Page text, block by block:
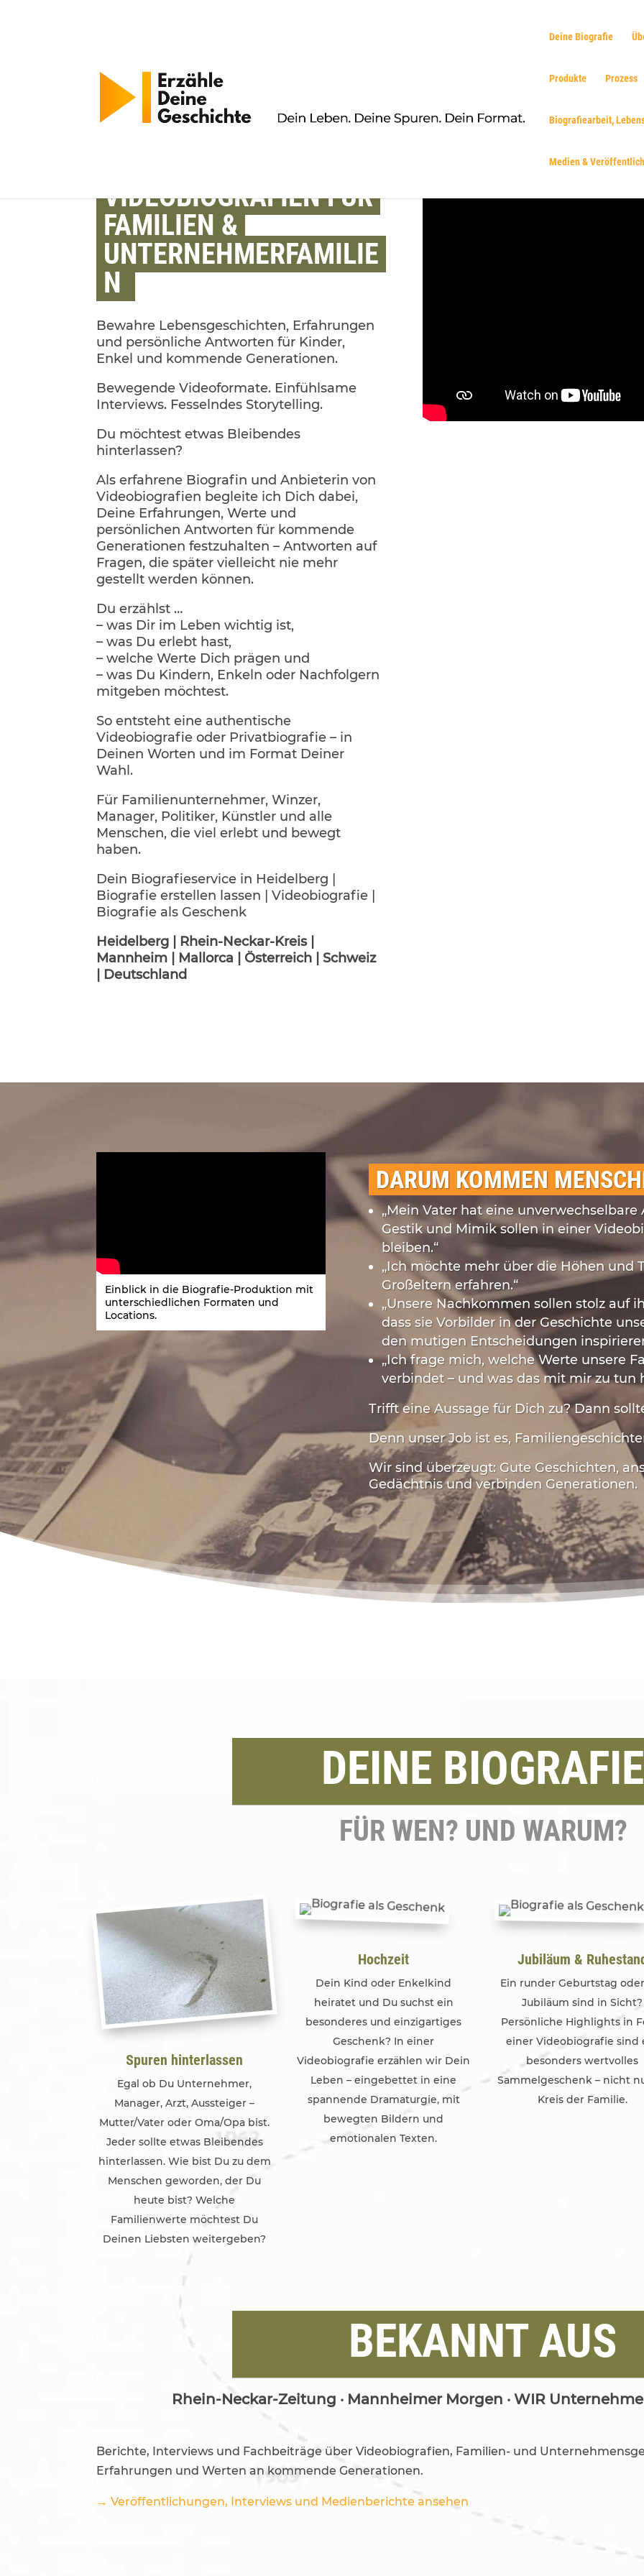
Deine Biografie
Produkte Prozess
Biografiearbeit,
Medien &
VIDEOBIOGRAFIEN FÜR
FAMILIEN &
UNTERNEHMERFAMILIE
N
Bewahre Lebensgeschichten, Erfahrungen
und persönliche Antwortenfür Kinder,
Enkel und kommende Generationen.
Bewegende Videoformate. Einfühlsame
Interviews. Fesselndes Storytelling.
Du möchtest etwas Bleibendes
hinterlassen?
Als erfahrene Biografin und Anbieterin von
Videobiografien begleite ich Dich dabei,
Deine Erfahrungen, Werte und
persönlichen Antworten für kommende
Generationen festzuhalten – Antworten auf
Fragen, die später vielleicht nie mehr
gestellt werden können.
Du erzählst …
– was Dir im Leben wichtig ist,
– was Du erlebt hast,
– welche Werte Dich prägen und
– was Du Kindern, Enkeln oder Nachfolgern
mitgeben möchtest.
So entsteht eine authentische
Videobiografie oder Privatbiografie – in
Deinen Worten und im Format Deiner
Wahl.
Für Familienunternehmer, Winzer,
Manager, Politiker, Künstler und alle
Menschen, die viel erlebt und bewegt
haben.
Dein Biografieservice in Heidelberg |
Biografie erstellen lassen | Videobiografie |
Biografie als Geschenk
Heidelberg | Rhein-Neckar-Kreis |
Mannheim | Mallorca | Österreich | Schweiz
| Deutschland
Einblick in die Biografie-Produktion mit
unterschiedlichen Formaten und
Locations.
DARUM KOMMEN
„Mein Vater hat eine unverwechselbare
Gestik und Mimik sollen in einer
bleiben.“
„Ich möchte mehr über die Höhen und
Großeltern erfahren.“
„Unsere Nachkommen sollen stolz auf
dass sie Vorbilder in der Geschichte
den mutigen Entscheidungen
„Ich frage mich, welche Werte unsere
verbindet– und was das mit mir zu tun
Trifft eine Aussage für Dich zu? Dann
Denn unser Job ist es,
Wir sind überzeugt: Gute Geschichten,
Gedächtnis und verbinden Generationen.
DEINE BIOGRAFIE
FÜR WEN? UND WARUM?
Spuren hinterlassen
Egal ob Du Unternehmer,
Manager, Arzt, Aussteiger –
Mutter/Vater oder Oma/Opa bist.
Jeder sollte etwas Bleibendes
hinterlassen. Wie bist Du zu dem
Menschen geworden, der Du
heute bist? Welche
Familienwerte möchtest Du
Deinen Liebsten weitergeben?
Hochzeit
Dein Kind oder Enkelkind
heiratet und Du suchst ein
besonderes und einzigartiges
Geschenk? In einer
Videobiografie erzählen wir Dein
Leben – eingebettet in eine
spannende Dramaturgie, mit
bewegten Bildern und
emotionalen Texten.
Jubiläum &
Ein runder Geburtstag
Jubiläum sind in Sicht?
Persönliche Highlights in
einer Videobiografie sind
besonders wertvolles
Sammelgeschenk – nicht
Kreis der Familie.
BEKANNT AUS
Rhein-Neckar-Zeitung · Mannheimer Morgen · WIR
Berichte, Interviews und Fachbeiträge über Videobiografien, Familien- und
Erfahrungen und Werten an kommende Generationen.
→ Veröffentlichungen, Interviews und Medienberichte ansehen